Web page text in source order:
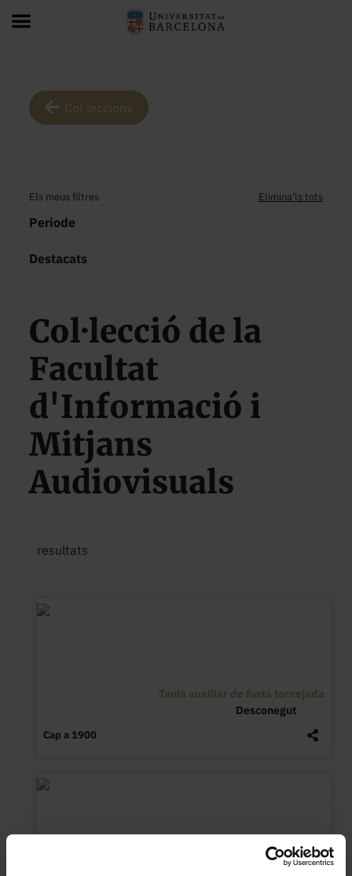
Col·leccions
Els meus filtres Elimina'ls tots
Periode
Destacats
Col·lecció de la
Facultat
d'Informació i
Mitjans
Audiovisuals
resultats
Taula auxiliar de fusta tornejada
Desconegut
Cap a 1900
Pupitre / taula auxilar de fusta tornejada.